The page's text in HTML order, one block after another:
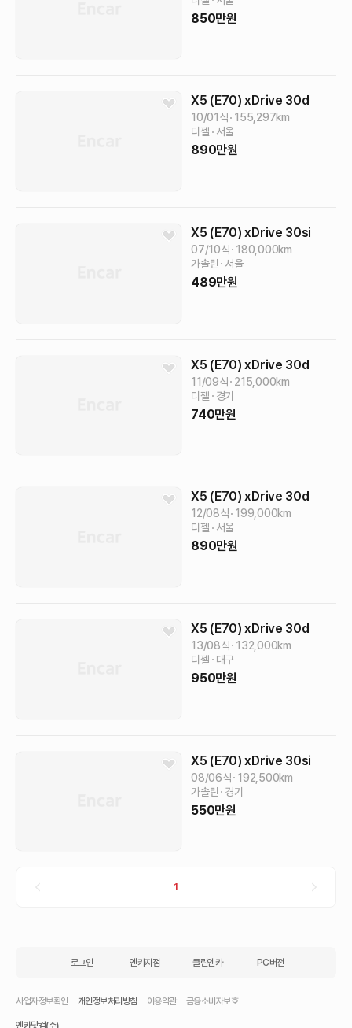
850만원
X5 (E70) xDrive 30d
10/01식 155,297km
디젤
서울
890만원
X5 (E70) xDrive 30si
07/10식 180,000km
가솔린
서울
489만원
X5 (E70) xDrive 30d
11/09식 215,000km
디젤
경기
740만원
X5 (E70) xDrive 30d
12/08식 199,000km
디젤
서울
890만원
X5 (E70) xDrive 30d
13/08식 132,000km
디젤
대구
950만원
X5 (E70) xDrive 30si
08/06식 192,500km
가솔린
경기
550만원
1
로그인 엔카지점 클린엔카 PC버전
사업자정보확인 개인정보처리방침 이용약관 금융소비자보호